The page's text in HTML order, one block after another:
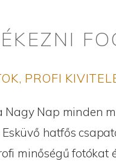
PROFI
Nagy Nap minden
hatfős
minőségű fotókat